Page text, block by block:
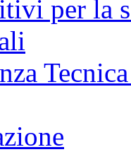
per la